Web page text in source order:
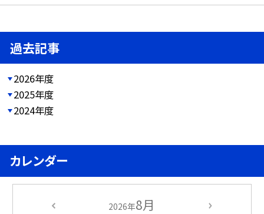
過去記事
2026年度
2025年度
2024年度
カレンダー
2026年8月